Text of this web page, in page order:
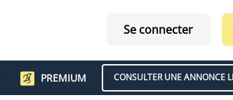
Se connecter
PREMIUM CONSULTER UNE ANNONCE